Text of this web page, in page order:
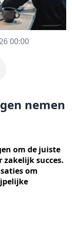
00:00
nemen
om de juiste
succes.
om